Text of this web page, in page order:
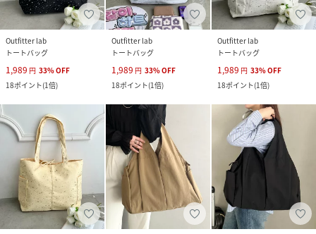
Outfitter lab
トートバッグ
1,989 円 33%OFF
18ポイント(1倍)
Outfitter lab
トートバッグ
1,989 円 33%OFF
18ポイント(1倍)
Outfitter lab
トートバッグ
1,989 円 33%OFF
18ポイント(1倍)